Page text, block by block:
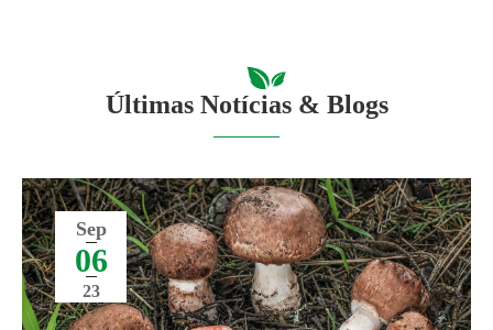
Últimas Notícias & Blogs
Sep
06
23